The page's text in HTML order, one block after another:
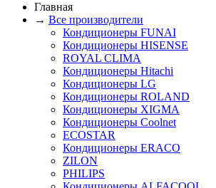
Главная
→ Все производители
Кондиционеры FUNAI
Кондиционеры HISENSE
ROYAL CLIMA
Кондиционеры Hitachi
Кондиционеры LG
Кондиционеры ROLAND
Кондиционеры XIGMA
Кондиционеры Coolnet
ECOSTAR
Кондиционеры ERACO
ZILON
PHILIPS